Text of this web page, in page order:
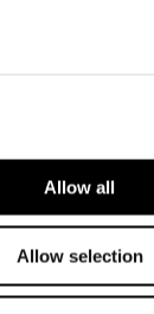
Allow all
Allow selection
Business e
e Impresa
Confindustria